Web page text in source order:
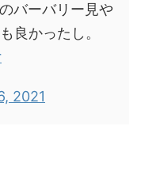
バーバリー見や
良かったし。
2021